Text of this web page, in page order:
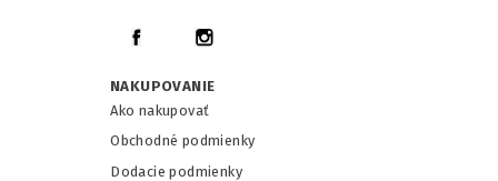
NAKUPOVANIE
Ako nakupovať
Obchodné podmienky
Dodacie podmienky